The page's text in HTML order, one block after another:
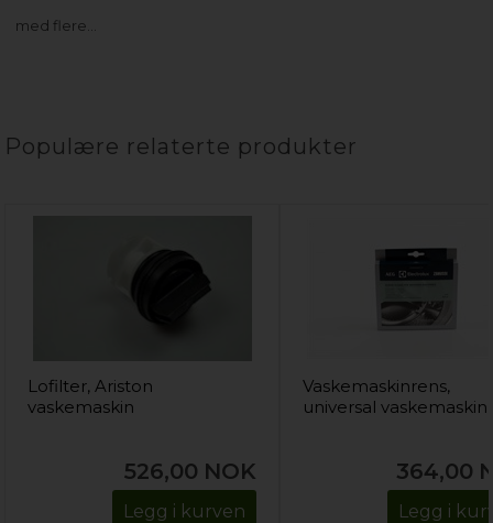
med flere…
Populære relaterte produkter
Lofilter, Ariston
vaskemaskin
526,00 NOK
Legg i kurven
Vaskemaskinrens,
universal vaskemaskin
364,00
Legg i